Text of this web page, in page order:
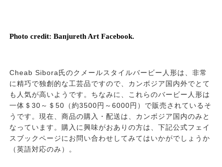
Photo credit: Banjureth Art Facebook.
Cheab Sibora氏のクメールスタイルバービー人形は、非常
に精巧で独創的な工芸品ですので、カンボジア国内外でとて
も人気が高いようです。ちなみに、これらのバービー人形は
一体＄30～＄50（約3500円～6000円）で販売されているそ
うです。現在、商品の購入・配送は、カンボジア国内のみと
なっています。購入に興味がおありの方は、下記公式フェイ
スブックページにお問い合わせしてみてはいかがでしょうか
（英語対応のみ）。